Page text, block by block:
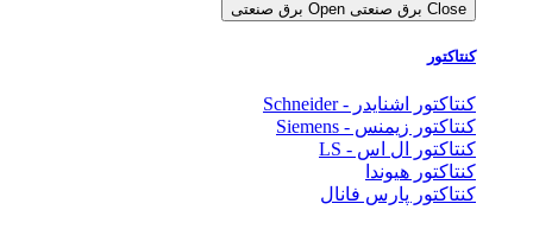
Close برق صنعتی Open برق صنعتی
کنتاکتور
کنتاکتور اشنایدر - Schneider
کنتاکتور زیمنس - Siemens
کنتاکتور ال اس - LS
کنتاکتور هیوندا
کنتاکتور پارس فانال